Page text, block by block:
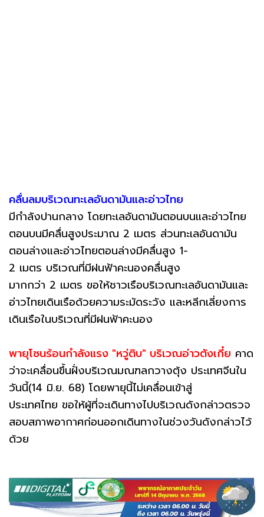
คลื่นลมบริเวณทะเลอันดามันและอ่าวไทย
มีกำลังปานกลาง โดยทะเลอันดามันตอนบนและอ่าวไทย
ตอนบนมีคลื่นสูงประมาณ 2 เมตร ส่วนทะเลอันดามัน
ตอนล่างและอ่าวไทยตอนล่างมีคลื่นสูง 1-
2 เมตร บริเวณที่มีฝนฟ้าคะนองคลื่นสูง
มากกว่า 2 เมตร ขอให้ชาวเรือบริเวณทะเลอันดามันและ
อ่าวไทยเดินเรือด้วยความระมัดระวัง และหลีกเลี่ยงการ
เดินเรือในบริเวณที่มีฝนฟ้าคะนอง
พายุโซนร้อนกำลังแรง "หวู่ติบ" บริเวณอ่าวตังเกี๋ย คาด
ว่าจะเคลื่อนขึ้นฝั่งบริเวณมณฑลกวางตุ้ง ประเทศจีนใน
วันนี้(14 มิ.ย. 68) โดยพายุนี้ไม่เคลื่อนเข้าสู่
ประเทศไทย ขอให้ผู้ที่จะเดินทางไปบริเวณดังกล่าวตรวจ
สอบสภาพอากาศก่อนออกเดินทางในช่วงวันดังกล่าวไว้
ด้วย